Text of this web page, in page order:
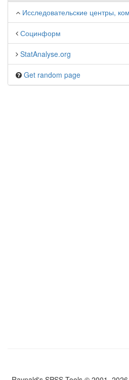
Исследовательские центры,
Социнформ
StatAnalyse.org
Get random page